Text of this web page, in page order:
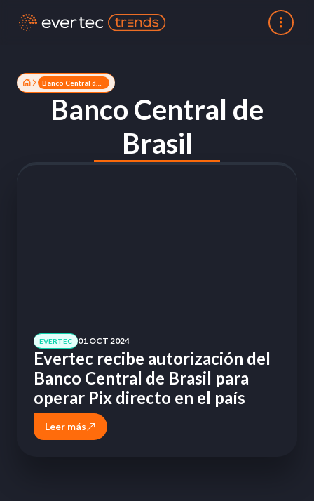
Banco Central de
Brasil
EVERTEC 01 OCT 2024
Evertec recibe autorización del
Banco Central de Brasil para
operar Pix directo en el país
Leer más